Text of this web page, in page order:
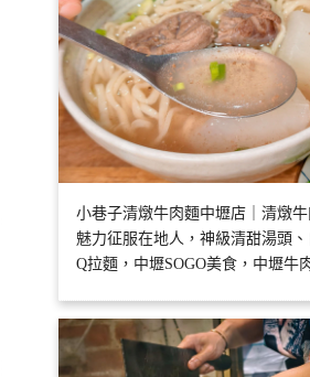
小巷子清燉牛肉麵中壢店｜清燉牛
魅力征服在地人，神級清甜湯頭
Q拉麵，中壢SOGO美食，中壢牛